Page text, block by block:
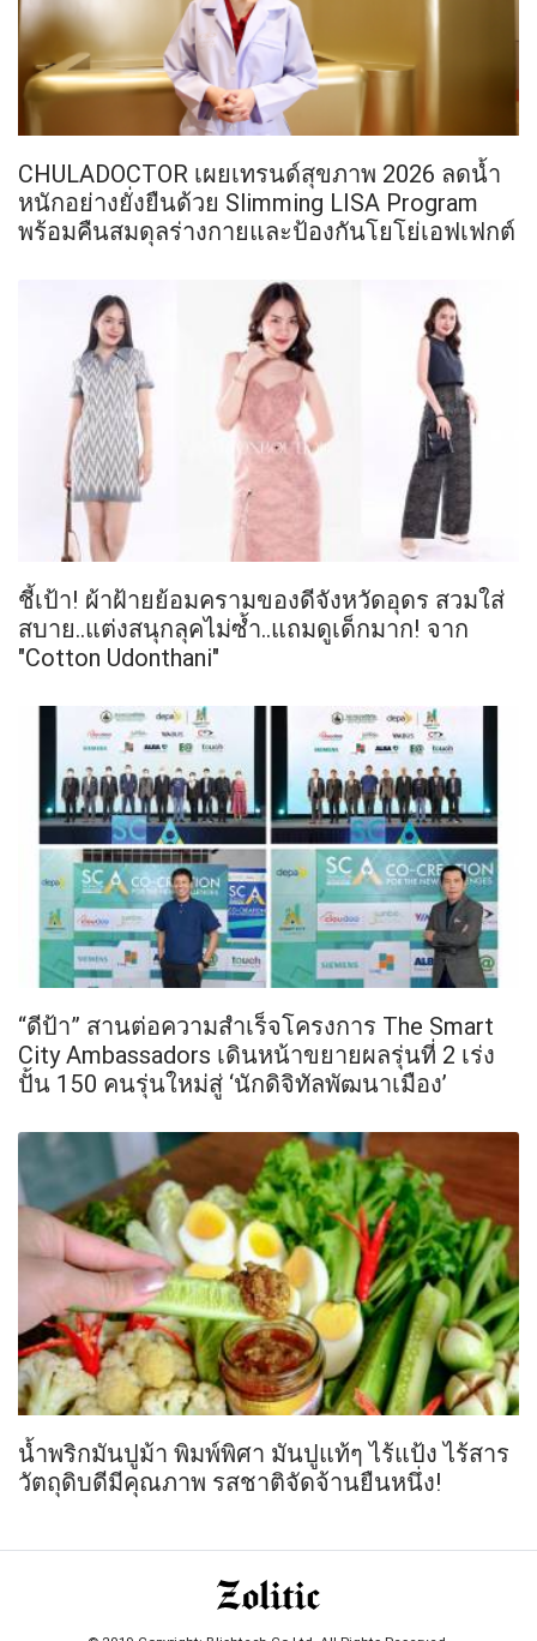
CHULADOCTOR เผยเทรนด์สุขภาพ 2026 ลดน้ำ
หนักอย่างยั่งยืนด้วย Slimming LISA Program
พร้อมคืนสมดุลร่างกายและป้องกันโยโย่เอฟเฟกต์
ชี้เป้า! ผ้าฝ้ายย้อมครามของดีจังหวัดอุดร สวมใส่
สบาย..แต่งสนุกลุคไม่ซ้ำ..แถมดูเด็กมาก! จาก
"Cotton Udonthani"
“ดีป้า” สานต่อความสำเร็จโครงการ The Smart
City Ambassadors เดินหน้าขยายผลรุ่นที่ 2 เร่ง
ปั้น 150 คนรุ่นใหม่สู่ ‘นักดิจิทัลพัฒนาเมือง’
น้ำพริกมันปูม้า พิมพ์พิศา มันปูแท้ๆ ไร้แป้ง ไร้สาร
วัตถุดิบดีมีคุณภาพ รสชาติจัดจ้านยืนหนึ่ง!